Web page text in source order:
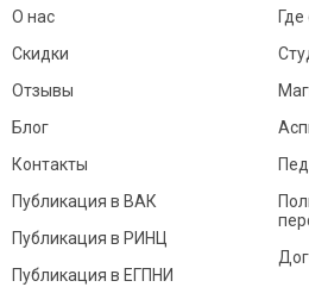
О нас
Скидки
Отзывы
Блог
Контакты
Публикация в ВАК
Публикация в РИНЦ
Публикация в ЕГПНИ